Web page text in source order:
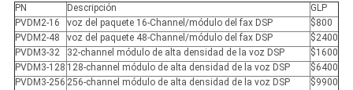
PN Descripción
GLP
PVDM2-16
voz del paquete 16-Channel/módulo del fax DSP
$800
PVDM2-48
voz del paquete 48-Channel/módulo del fax DSP
$2400
PVDM3-32
32-channel módulo de alta densidad de la voz DSP
$1600
PVDM3-128 128-channel módulo de alta densidad de la voz DSP
$6400
PVDM3-256 256-channel módulo de alta densidad de la voz DSP
$9900